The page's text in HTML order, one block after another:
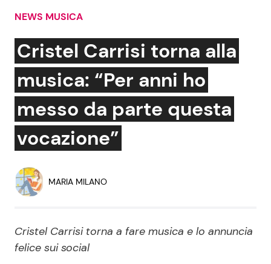
Cerca:
News e Cronaca
Attualità Italiana
Economia
Persone Scomparse
Politica
Gossip e TV
Bellezze VIP
Reality e Talent
NEWS MUSICA
Cristel Carrisi torna alla
musica: “Per anni ho
messo da parte questa
vocazione”
MARIA MILANO
Cristel Carrisi torna a fare musica e lo annuncia
felice sui social